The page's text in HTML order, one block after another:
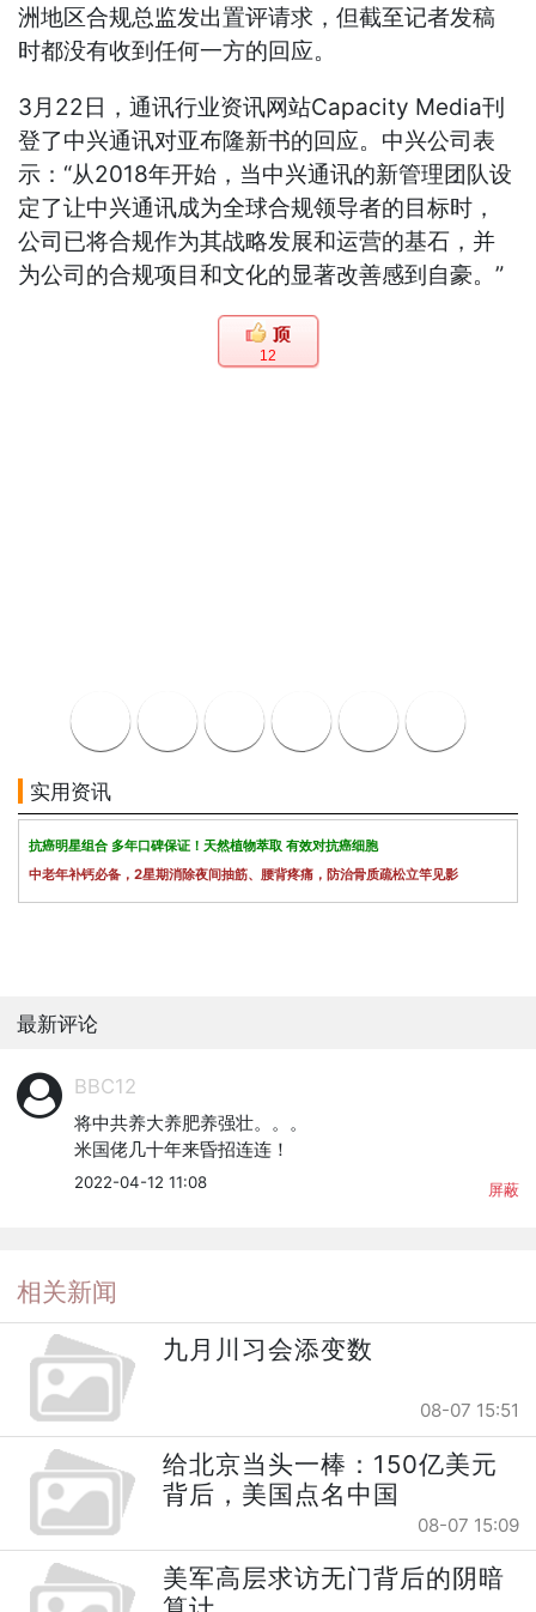
洲地区合规总监发出置评请求，但截至记者发稿
时都没有收到任何一方的回应。
3月22日，通讯行业资讯网站Capacity Media刊
登了中兴通讯对亚布隆新书的回应。中兴公司表
示：“从2018年开始，当中兴通讯的新管理团队设
定了让中兴通讯成为全球合规领导者的目标时，
公司已将合规作为其战略发展和运营的基石，并
为公司的合规项目和文化的显著改善感到自豪。”
12
实用资讯
抗癌明星组合 多年口碑保证！天然植物萃取 有效对抗癌细胞
中老年补钙必备，2星期消除夜间抽筋、腰背疼痛，防治骨质疏松立竿见影
最新评论
BBC12
将中共养大养肥养强壮。。。
米国佬几十年来昏招连连！
2022-04-12 11:08 屏蔽
相关新闻
九月川习会添变数
08-07 15:51
给北京当头一棒：150亿美元
背后，美国点名中国
08-07 15:09
美军高层求访无门背后的阴暗